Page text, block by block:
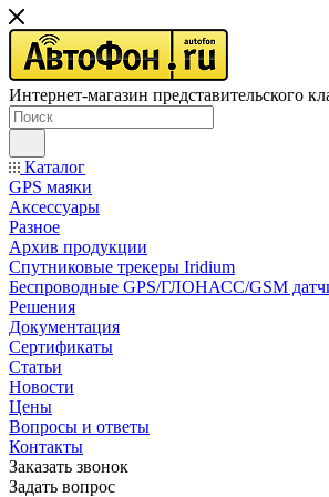
Интернет-магазин представительского
Каталог
GPS маяки
Аксессуары
Разное
Архив продукции
Спутниковые трекеры Iridium
Беспроводные GPS/ГЛОНАСС/GSM
Решения
Документация
Сертификаты
Статьи
Новости
Цены
Вопросы и ответы
Контакты
Заказать звонок
Задать вопрос